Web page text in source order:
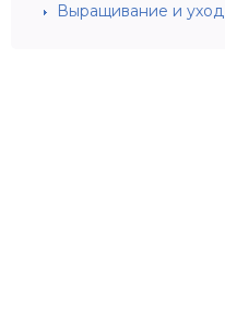
Выращивание и уход